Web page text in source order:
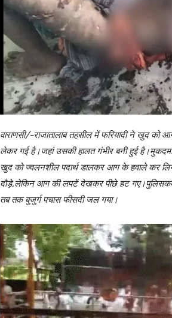
वाराणसी/-राजातालाब तहसील में फरियादी ने खुद
लेकर गई है।जहां उसकी हालत गंभीर बनी हुई है।मुकदमा
खुद को ज्वलनशील पदार्थ डालकर आग के हवाले कर
दौड़े,लेकिन आग की लपटें देखकर पीछे हट
तब तक बुजुर्ग पचास फीसदी जल गया।